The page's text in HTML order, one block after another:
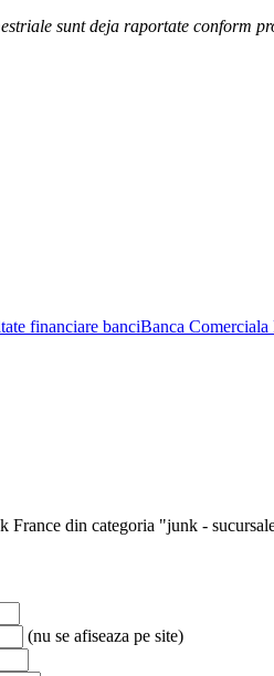
sunt deja raportate conform
financiare banciBanca
din categoria "junk -
(nu se afiseaza pe site)